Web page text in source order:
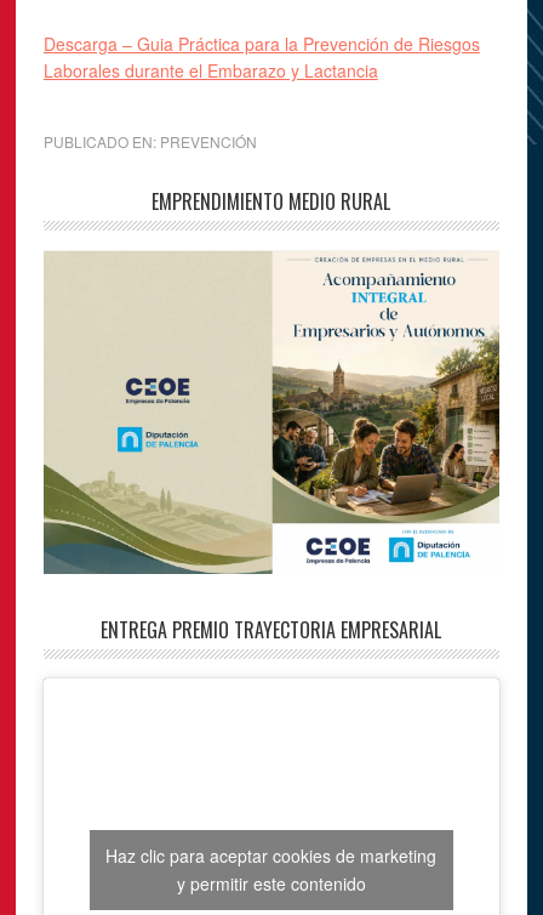
Descarga – Guia Práctica para la Prevención de Riesgos
Laborales durante el Embarazo y Lactancia
PUBLICADO EN: PREVENCIÓN
EMPRENDIMIENTO MEDIO RURAL
ENTREGA PREMIO TRAYECTORIA EMPRESARIAL
Haz clic para aceptar cookies de marketing
y permitir este contenido